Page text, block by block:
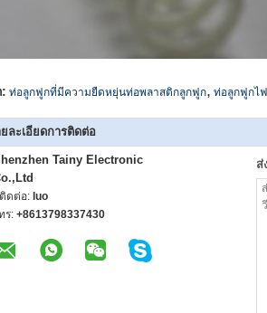
ท่อลูกฟูกที่มีความยืดหยุ่นท่อพลาสติกลูกฟูก, ท่อลูกฟูกไ
ละเอียดการติดต่อ
Tainy Electronic
ดต่อ: luo
ร: +8613798337430
ส่